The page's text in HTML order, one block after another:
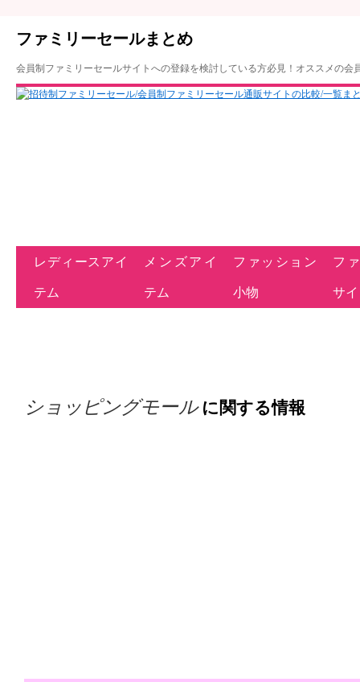
ファミリーセールまとめ
会員制ファミリーセールサイトへの登録を検討している方必見！オススメの
レディースアイ
テム
メンズアイ
テム
ファッション
小物
フ
サ
ショッピングモールに関する情報